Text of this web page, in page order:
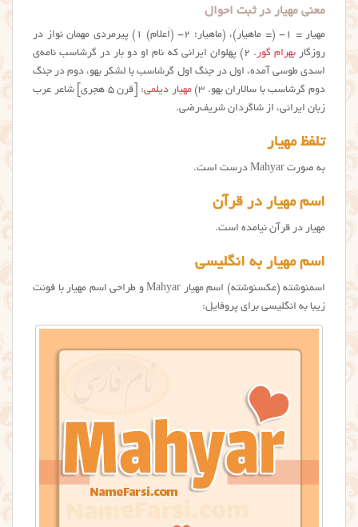
معنی مهیار در ثبت احوال
مهیار = ۱- (= ماهيار)، (ماهيار؛ ۲- (اَعلام) ۱) پيرمردي مهمان نواز در
روزگاربهرام گور
. ۲) پهلوان ايراني كه نام او دو بار در گرشاسب نامه‌ي
اسدي طوسي آمده، اول در جنگ اول گرشاسب با لشكر بهو، دوم در جنگ
دوم گرشاسب با سالاران بهو. ۳)
مهیار دیلمی
: [قرن ۵ هجری] شاعر عرب
زبان ایرانی، از شاگردان شریف‌رضی.
تلفظ مهیار
به صورت Mahyar درست است.
اسم مهیار در قرآن
مهیار در قرآن نیامده است.
اسم مهیار به انگلیسی
اسمنوشته (عکسنوشته) اسم مهیار Mahyar و طراحی اسم مهیار با فونت
زیبا به انگلیسی برای پروفایل: